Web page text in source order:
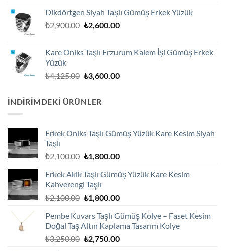
₺3,250.00.
Dikdörtgen Siyah Taşlı Gümüş Erkek Yüzük
₺2,900.00 Orijinal
₺2,600.00Şu
₺2,600.00.
Kare Oniks Taşlı Erzurum Kalem İşi Gümüş Erkek
Yüzük
₺4,125.00 Orijinal
₺3,600.00Şu
İNDIRIMDEKI ÜRÜNLER
Erkek Oniks Taşlı Gümüş Yüzük Kare Kesim Siyah
Taşlı
₺2,100.00 Orijinal
₺2,100.00.
₺1,800.00Şu
fiyat:
Erkek Akik Taşlı Gümüş Yüzük Kare Kesim
Kahverengi Taşlı
₺2,100.00 Orijinal
₺2,100.00.
₺1,800.00Şu
fiyat:
₺1,800.00.
Pembe Kuvars Taşlı Gümüş Kolye – Faset Kesim
Doğal Taş Altın Kaplama Tasarım Kolye
₺3,250.00 Orijinal
₺2,750.00Şu